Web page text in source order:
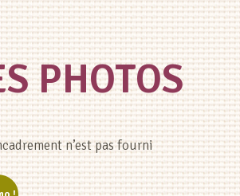
PHOTOS
n’est pas fourni